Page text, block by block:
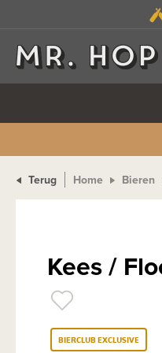
Terug Home Bieren
Kees /
BIERCLUB EXCLUSIVE